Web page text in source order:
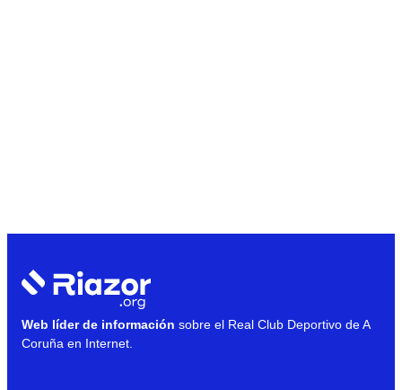
Web líder de información sobre el Real Club Deportivo de A
Coruña en Internet.